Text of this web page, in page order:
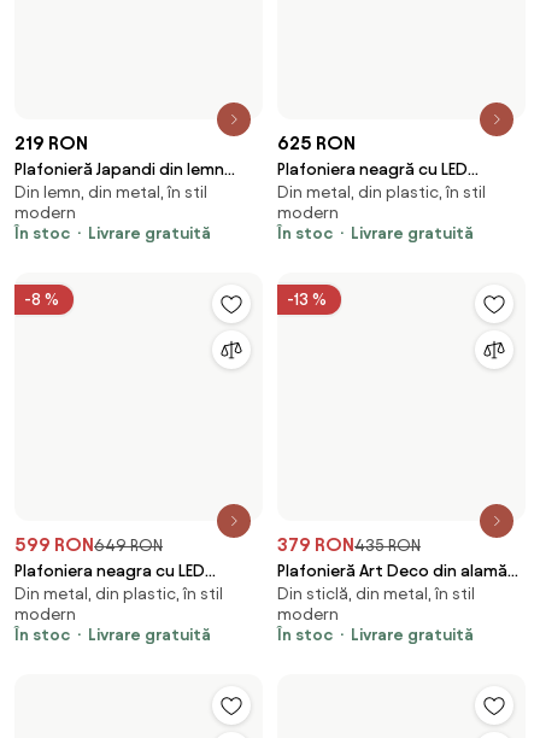
-8 %
integrat, cu dimmer in 3 trepte,
Din metal, din plastic, în stil
modern
-13 %
cu sticlă chihlimbar 40cm -
Din sticlă, din metal, în stil
modern
Din sticlă, din metal, - bec tip
În stoc
Livrare gratuită
închis cu sticlă maro - Sandra
Din sticlă, din metal, în stil
modern
În stoc
Livrare gratuită
Ofertă limitată
Plafoniera orientala din bambus
Plafoniera moderna neagra 18